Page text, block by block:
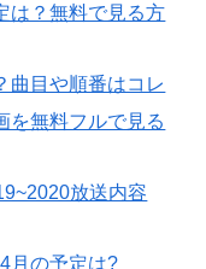
は？無料で見る方
曲目や順番はコレ
を無料フルで見る
放送内容
月の予定は?